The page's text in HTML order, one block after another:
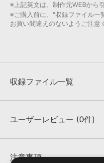
※上記英文は、制作元WEBから
※ご購入前に、"収録ファイル一
お買い間違えのないようご注意
収録ファイル一覧
収録ファイル一覧
ユーザーレビュー (0件)
★★★★★
注意事項